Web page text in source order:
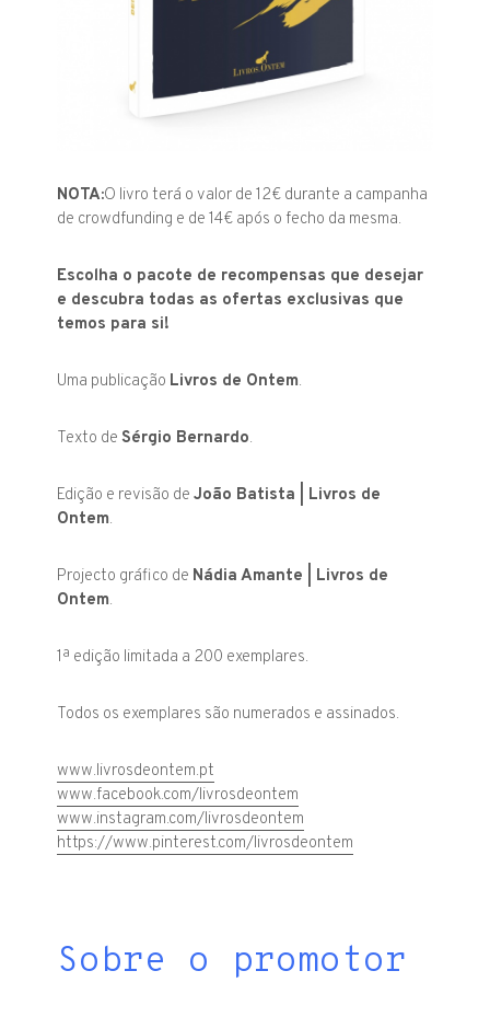
NOTA:O livro terá o valor de 12€ durante a campanha
de crowdfunding e de 14€ após o fecho da mesma.
Escolha o pacote de recompensas que desejar
e descubra todas as ofertas exclusivas que
temos para si!
Uma publicação Livros de Ontem.
Texto deSérgio Bernardo.
Edição e revisão deJoão Batista | Livros de
Ontem.
Projecto gráfico de Nádia Amante | Livros de
Ontem.
1ª edição limitada a 200 exemplares.
Todos os exemplares são numerados e assinados.
www.livrosdeontem.pt
www.facebook.com/livrosdeontem
www.instagram.com/livrosdeontem
https://www.pinterest.com/livrosdeontem
Sobre o promotor